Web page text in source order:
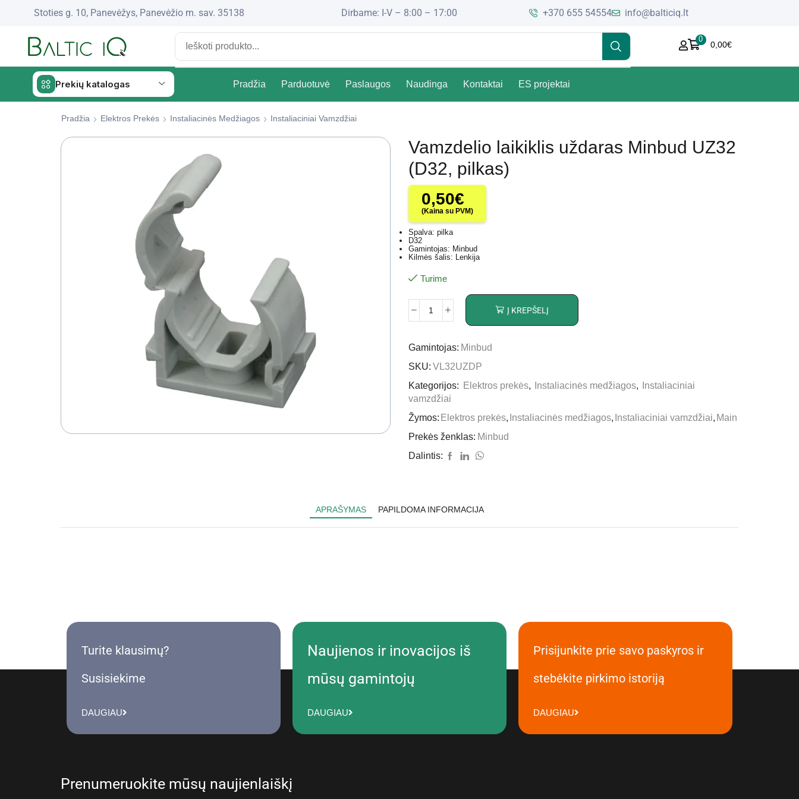
Stoties g. 10, Panevėžys, Panevėžio m. sav. 35138 Dirbame: I-V – 8:00 – 17:00 +370 655 54554 info@balticiq.lt
0
0,00€
Prekių katalogas Pradžia Parduotuvė Paslaugos Naudinga Kontaktai ES projektai
Pradžia Elektros Prekės Instaliacinės Medžiagos Instaliaciniai Vamzdžiai
Vamzdelio laikiklis uždaras Minbud UZ32
(D32, pilkas)
0,50€
(Kaina su PVM)
Spalva: pilka
D32
Gamintojas: Minbud
Kilmės šalis: Lenkija
Turime
Į KREPŠELĮ
Gamintojas: Minbud
SKU: VL32UZDP
Kategorijos:
Elektros prekės, Instaliacinės medžiagos,
Instaliaciniai
vamzdžiai
Žymos: Elektros prekės, Instaliacinės medžiagos, Instaliaciniai vamzdžiai, Main
Prekės ženklas: Minbud
Dalintis:
APRAŠYMAS PAPILDOMA INFORMACIJA
Turite klausimų?
Susisiekime
DAUGIAU
Naujienos ir inovacijos iš
mūsų gamintojų
DAUGIAU
Prisijunkite prie savo paskyros ir
stebėkite pirkimo istoriją
DAUGIAU
Prenumeruokite mūsų naujienlaiškį